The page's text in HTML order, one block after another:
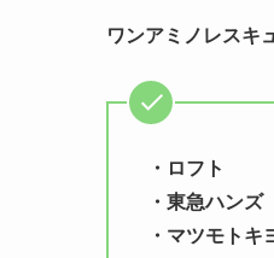
ワンアミノレスキ
・ロフト
・東急ハンズ
・マツモトキ